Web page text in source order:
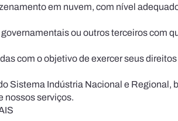
em nuvem, com nível
ou outros terceiros com
com o objetivo de exercer seus
Sistema Indústria Nacional e Regional,
nossos serviços.